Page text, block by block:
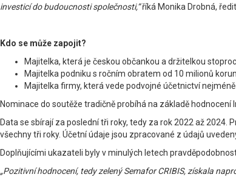
investicí do budoucnosti společnosti,“říká Monika Drobná,
Kdo se může zapojit?
Majitelka, která je českou občankou a držitelkou
Majitelka podniku s ročním obratem od 10 milionů korun
Majitelka firmy, která vede podvojné účetnictví
Nominace do soutěže tradičně probíhá na základě
Data se sbírají za poslední tři roky, tedy za rok 2022 až
všechny tři roky. Účetní údaje jsou zpracované z údajů
Doplňujícími ukazateli byly v minulých letech
„Pozitivní hodnocení, tedy zelený Semafor CRIBIS, získala